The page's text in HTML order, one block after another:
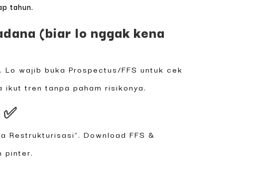
tahun.
(biar lo nggak kena
wajib buka Prospectus/FFS untuk cek
ikut tren tanpa paham risikonya.
Restrukturisasi”. Download FFS &
pinter.